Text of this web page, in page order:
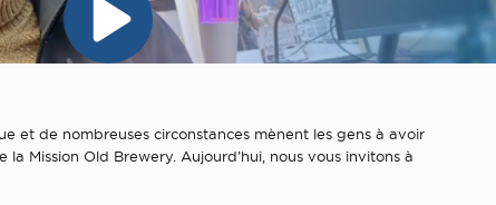
et de nombreuses circonstances mènent les gens à avoir
Mission Old Brewery. Aujourd’hui, nous vous invitons à